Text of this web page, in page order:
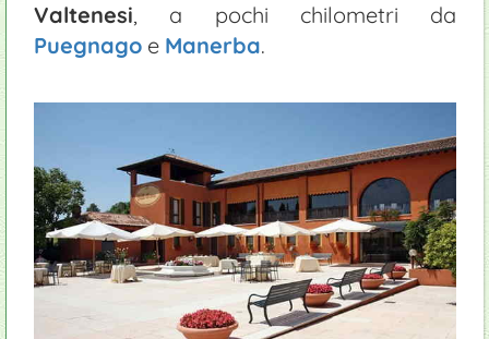
Valtenesi, a pochi chilometri da
Puegnago e Manerba.